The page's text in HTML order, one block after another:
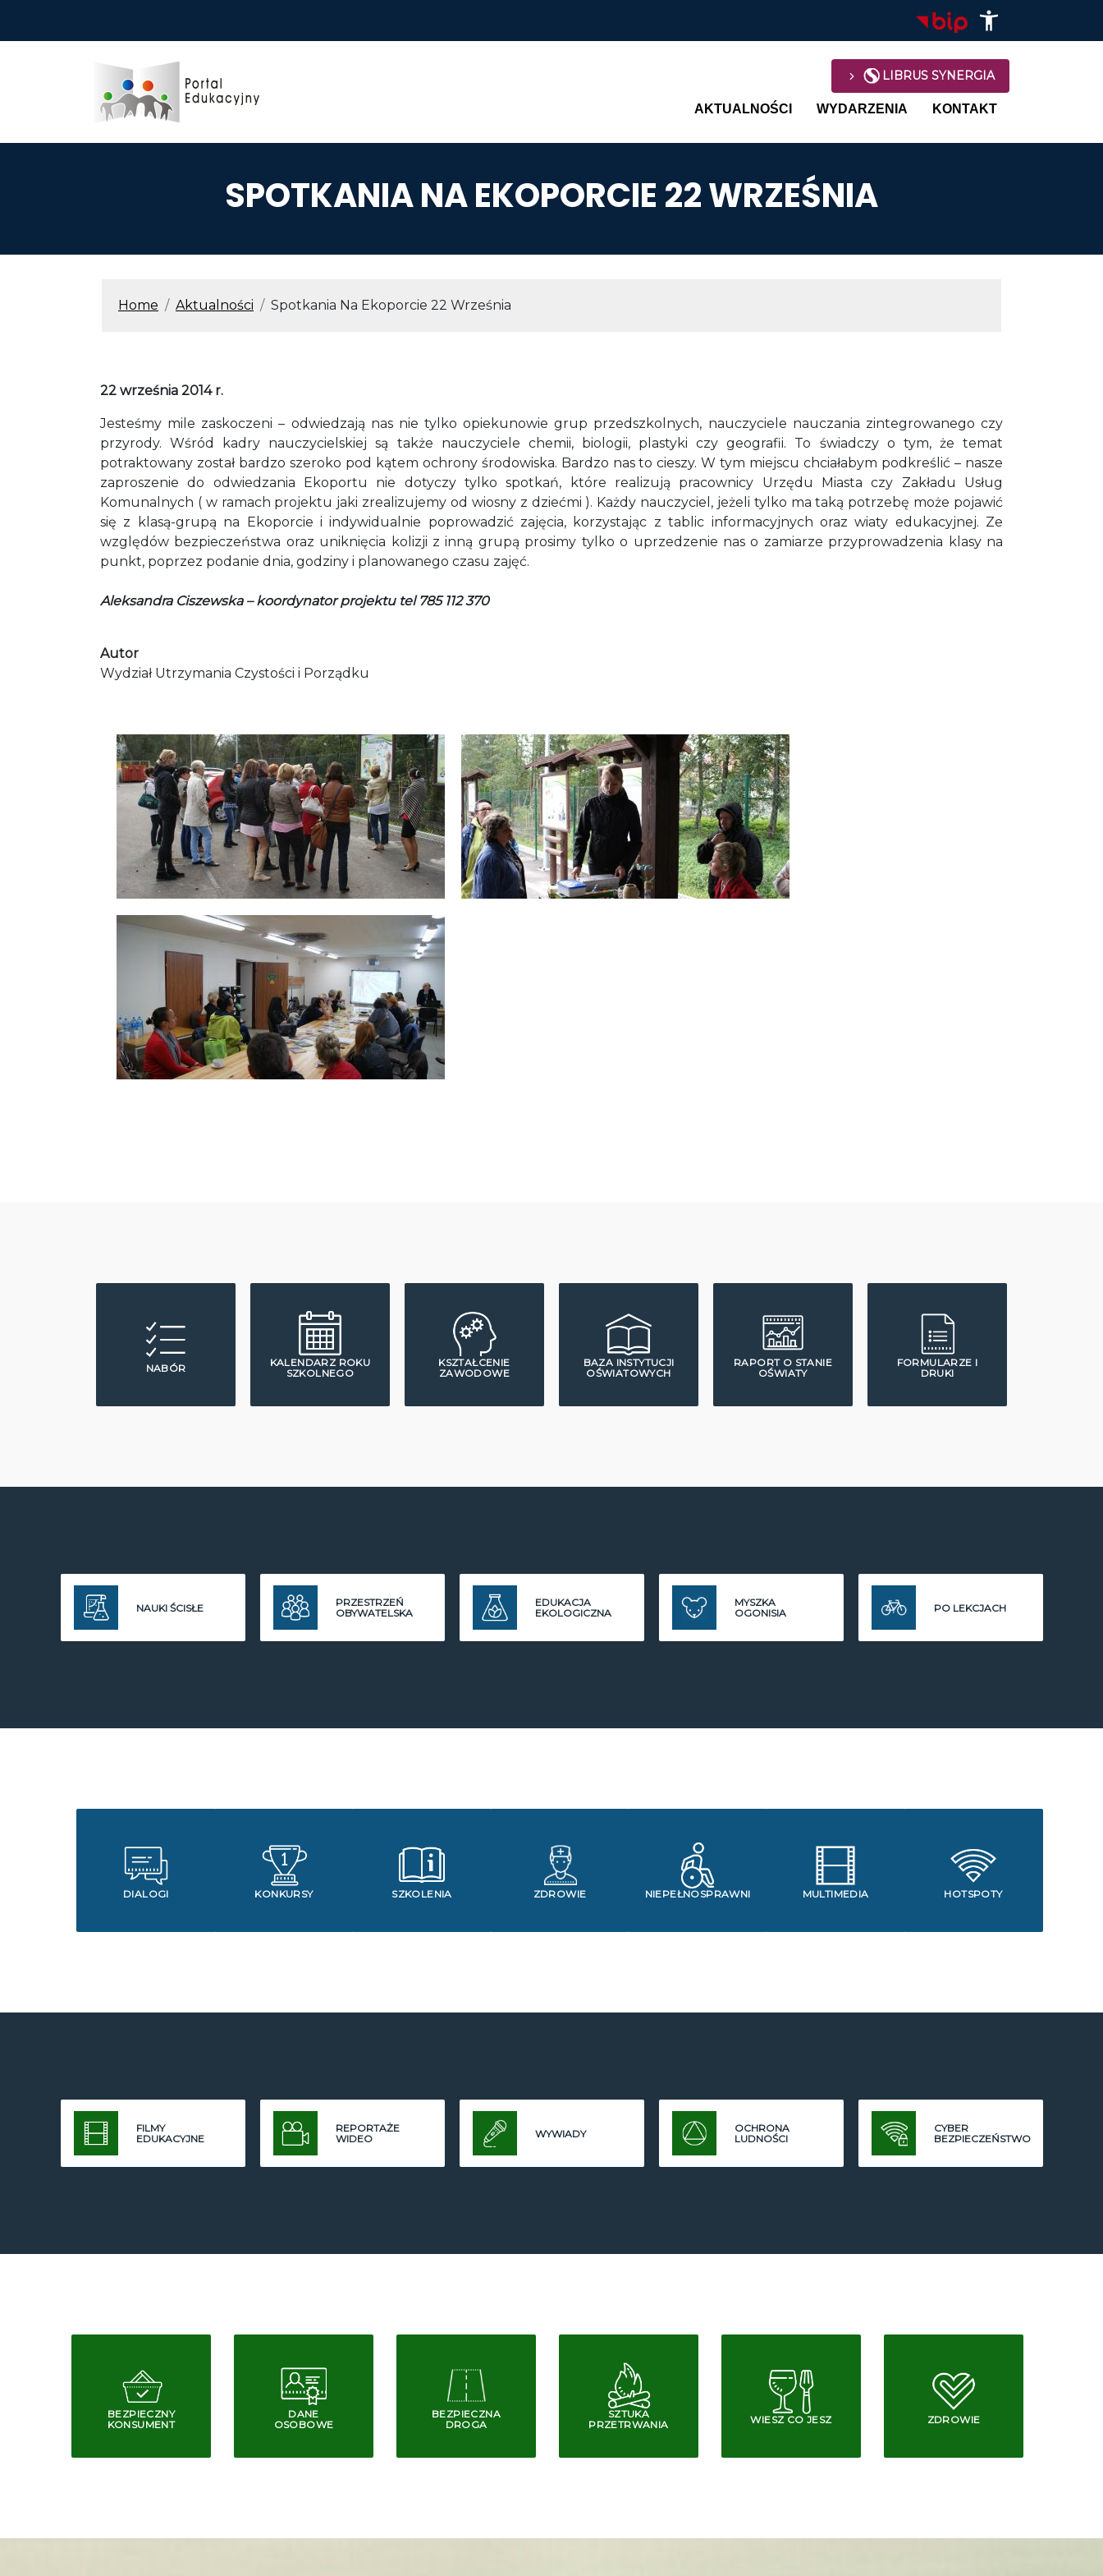
LIBRUS SYNERGIA
Main navigation
AKTUALNOŚCI WYDARZENIA KONTAKT
SPOTKANIA NA EKOPORCIE 22 WRZEŚNIA
ŚCIEŻKA NAWIGACYJNA
Home Aktualności Spotkania Na Ekoporcie 22 Września
22 września 2014 r.
Jesteśmy mile zaskoczeni – odwiedzają nas nie tylko opiekunowie grup przedszkolnych, nauczyciele nauczania zintegrowanego czy
przyrody. Wśród kadry nauczycielskiej są także nauczyciele chemii, biologii, plastyki czy geografii. To świadczy o tym, że temat
potraktowany został bardzo szeroko pod kątem ochrony środowiska. Bardzo nas to cieszy. W tym miejscu chciałabym podkreślić – nasze
zaproszenie do odwiedzania Ekoportu nie dotyczy tylko spotkań, które realizują pracownicy Urzędu Miasta czy Zakładu Usług
Komunalnych ( w ramach projektu jaki zrealizujemy od wiosny z dziećmi ). Każdy nauczyciel, jeżeli tylko ma taką potrzebę może pojawić
się z klasą-grupą na Ekoporcie i indywidualnie poprowadzić zajęcia, korzystając z tablic informacyjnych oraz wiaty edukacyjnej. Ze
względów bezpieczeństwa oraz uniknięcia kolizji z inną grupą prosimy tylko o uprzedzenie nas o zamiarze przyprowadzenia klasy na
punkt, poprzez podanie dnia, godziny i planowanego czasu zajęć.
Aleksandra Ciszewska – koordynator projektu tel 785 112 370
Autor
Wydział Utrzymania Czystości i Porządku
NABÓR
KALENDARZ ROKU
SZKOLNEGO
KSZTAŁCENIE
ZAWODOWE
BAZA INSTYTUCJI
OŚWIATOWYCH
RAPORT O STANIE
OŚWIATY
FORMULARZE I
DRUKI
NAUKI ŚCISŁE
PRZESTRZEŃ
OBYWATELSKA
EDUKACJA
EKOLOGICZNA
MYSZKA
OGONISIA
PO LEKCJACH
DIALOGI KONKURSY SZKOLENIA ZDROWIE NIEPEŁNOSPRAWNI MULTIMEDIA HOTSPOTY
FILMY
EDUKACYJNE
REPORTAŻE
WIDEO
WYWIADY
OCHRONA
LUDNOŚCI
CYBER
BEZPIECZEŃSTWO
BEZPIECZNY
KONSUMENT
DANE
OSOBOWE
BEZPIECZNA
DROGA
SZTUKA
PRZETRWANIA
WIESZ CO JESZ ZDROWIE